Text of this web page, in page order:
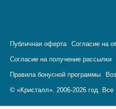
© «Кристалл». 2006-2026 год.
Публичная оферта Согласие на
Согласие на получение рассылки
Правила бонусной программы